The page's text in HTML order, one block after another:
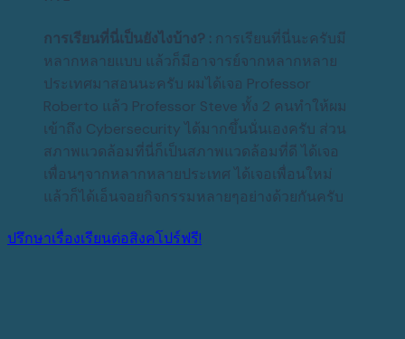
การเรียนที่นี่เป็นยังไงบ้าง? : การเรียนที่นี่นะครับมี
หลากหลายแบบ แล้วก็มีอาจารย์จากหลากหลาย
ประเทศมาสอนนะครับ ผมได้เจอ Professor
Roberto แล้ว Professor Steve ทั้ง 2 คนทำให้ผม
เข้าถึง Cybersecurity ได้มากขึ้นนั่นเองครับ ส่วน
สภาพแวดล้อมที่นี่ก็เป็นสภาพแวดล้อมที่ดี ได้เจอ
เพื่อนๆจากหลากหลายประเทศ ได้เจอเพื่อนใหม่
แล้วก็ได้เอ็นจอยกิจกรรมหลายๆอย่างด้วยกันครับ
ปรึกษาเรื่องเรียนต่อสิงคโปร์ฟรี!